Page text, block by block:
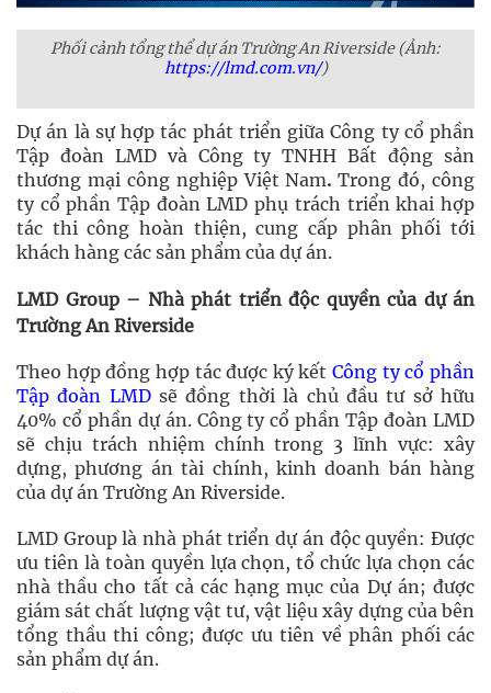
Phối cảnh tổng thể dự án Trường An Riverside (Ảnh:
https://lmd.com.vn/)
Dự án là sự hợp tác phát triển giữa Công ty cổ phần
Tập đoàn LMD và Công ty TNHH Bất động sản
thương mại công nghiệp Việt Nam.Trong đó, công
ty cổ phần Tập đoàn LMD phụ trách triển khai hợp
tác thi công hoàn thiện, cung cấp phân phối tới
khách hàng các sản phẩm của dự án.
LMD Group – Nhà phát triển độc quyền của dự án
Trường An Riverside
Theo hợp đồng hợp tác được ký kếtCông ty cổ phần
Tập đoàn LMDsẽ đồng thời là chủ đầu tư sở hữu
40% cổ phần dự án. Công ty cổ phần Tập đoàn LMD
sẽ chịu trách nhiệm chính trong 3 lĩnh vực: xây
dựng, phương án tài chính, kinh doanh bán hàng
của dự án Trường An Riverside.
LMD Group là nhà phát triển dự án độc quyền: Được
ưu tiên là toàn quyền lựa chọn, tổ chức lựa chọn các
nhà thầu cho tất cả các hạng mục của Dự án; được
giám sát chất lượng vật tư, vật liệu xây dựng của bên
tổng thầu thi công; được ưu tiên về phân phối các
sản phẩm dự án.